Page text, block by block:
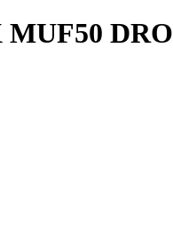
MUF50 DRO